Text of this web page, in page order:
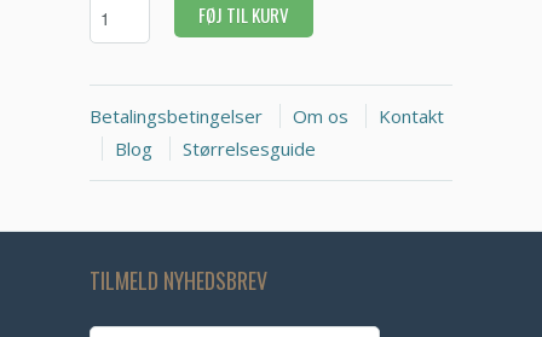
FØJ TIL KURV
Betalingsbetingelser Om os
Kontakt
Blog
Størrelsesguide
TILMELD NYHEDSBREV